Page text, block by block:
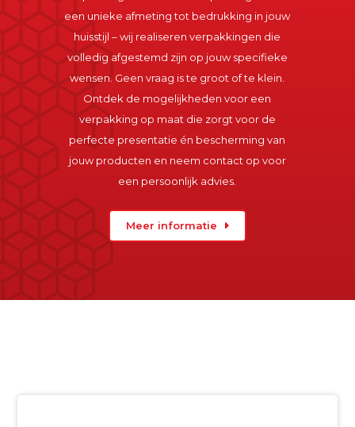
een unieke afmeting tot bedrukking in jouw
huisstijl – wij realiseren verpakkingen die
volledig afgestemd zijn op jouw specifieke
wensen. Geen vraag is te groot of te klein.
Ontdek de mogelijkheden voor een
verpakking op maat die zorgt voor de
perfecte presentatie én bescherming van
jouw producten en neem contact op voor
een persoonlijk advies.
Meer informatie